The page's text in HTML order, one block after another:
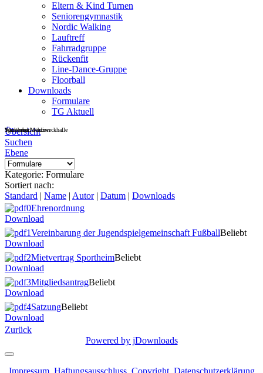
Eltern & Kind Turnen
Seniorengymnastik
Nordic Walking
Lauftreff
Fahrradgruppe
Rückenfit
Line-Dance-Gruppe
Floorball
Downloads
Formulare
TG Aktuell
Sportheim
Turn- und Mehrzweckhalle
Wackenbachstadion
Übersicht
Suchen
Ebene
Kategorie: Formulare
Sortiert nach:
Standard | Name | Autor| Datum | Downloads
Ehrenordnung
Download
Vereinbarung der Jugendspielgemeinschaft FußballBeliebt
Download
Mietvertrag SportheimBeliebt
Download
MitgliedsantragBeliebt
Download
SatzungBeliebt
Download
Zurück
Powered by jDownloads
Impressum, Haftungsausschluss, Copyright, Datenschutzerklärung